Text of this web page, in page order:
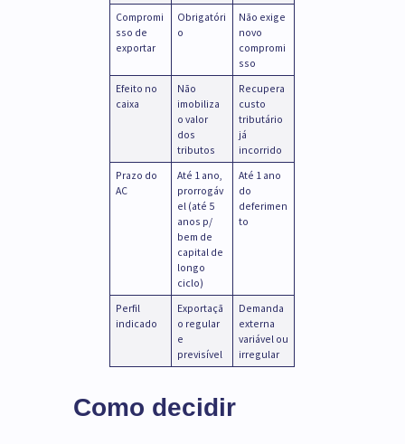
Compromi
sso de
exportar
Obrigatóri
o
Não exige
novo
compromi
sso
Efeito no
caixa
Não
imobiliza
o valor
dos
tributos
Recupera
custo
tributário
já
incorrido
Prazo do
AC
Até 1 ano,
prorrogáv
el (até 5
anos p/
bem de
capital de
longo
ciclo)
Até 1 ano
do
deferimen
to
Perfil
indicado
Exportaçã
o regular
e
previsível
Demanda
externa
variável ou
irregular
Como decidir